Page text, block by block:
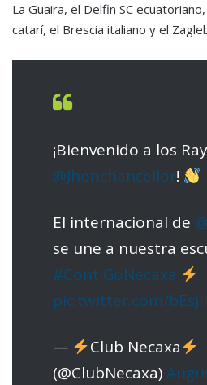
La Guaira, el Delfin SC
catarí, el Brescia italiano y el
¡Bienvenido a los
@Jhonchancellor!
El internacional de
se une a nuestra
#ContiGoNecaxa
pic.twitter.com/
—
Club Necaxa
(@ClubNecaxa)